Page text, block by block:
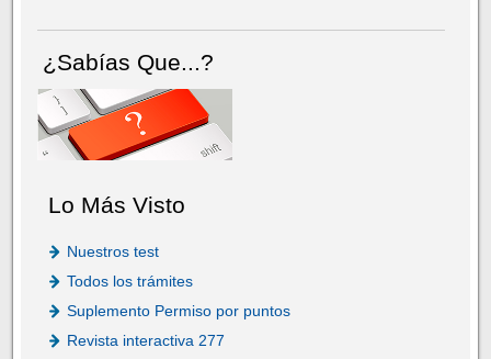
¿Sabías Que...?
Lo Más Visto
Nuestros test
Todos los trámites
Suplemento Permiso por puntos
Revista interactiva 277